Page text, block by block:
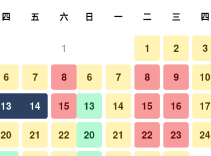
查看優惠
四 五 六
1
6 7 8
13 14 15
20 21 22
日 一 二 三 四
1 2 3
6 7 8 9 10
13 14 15 16 17
20 21 22 23 24